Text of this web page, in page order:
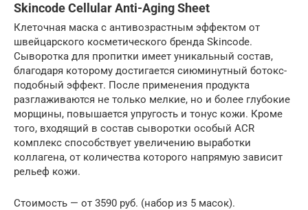
Skincode Cellular Anti-Aging Sheet
Клеточная маска с антивозрастным эффектом от
швейцарского косметического бренда Skincode.
Сыворотка для пропитки имеет уникальный состав,
благодаря которому достигается сиюминутный ботокс-
подобный эффект. После применения продукта
разглаживаются не только мелкие, но и более глубокие
морщины, повышается упругость и тонус кожи. Кроме
того, входящий в состав сыворотки особый ACR
комплекс способствует увеличению выработки
коллагена, от количества которого напрямую зависит
рельеф кожи.
Стоимость — от 3590 руб. (набор из 5 масок).